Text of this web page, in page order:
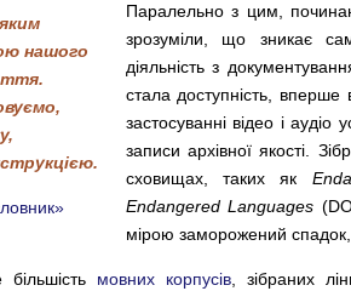
нашого
Паралельно з цим,
зрозуміли, що зникає
діяльність з
стала доступність, вперше
застосуванні відео і
записи архівної якості.
сховищах, таких як
Endangered Languages
мірою заморожений
мовних корпусів , зібраних